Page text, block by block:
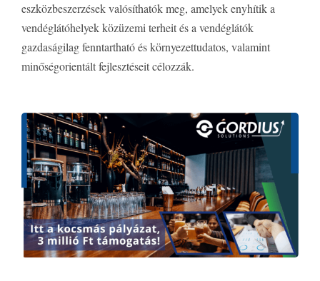
eszközbeszerzések valósíthatók meg, amelyek enyhítik a
vendéglátóhelyek közüzemi terheit és a vendéglátók
gazdaságilag fenntartható és környezettudatos, valamint
minőségorientált fejlesztéseit célozzák.